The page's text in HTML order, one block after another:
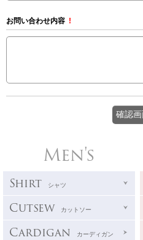
お問い合わせ内容 !
Men's
Shirt シャツ
Cutsew カットソー
Cardigan カーディガン